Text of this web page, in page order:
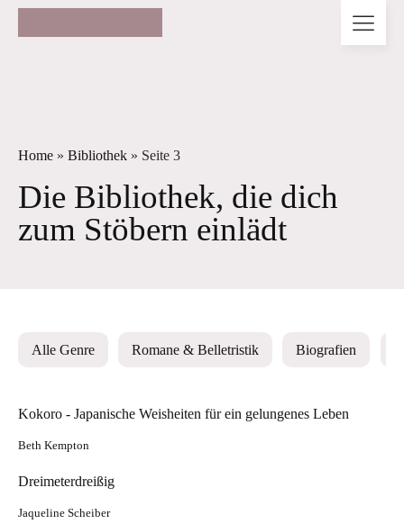
Home » Bibliothek » Seite 3
Die Bibliothek, die dich
zum Stöbern einlädt
Alle Genre Romane & Belletristik Biografien
Kokoro - Japanische Weisheiten für ein gelungenes Leben
Beth Kempton
Dreimeterdreißig
Jaqueline Scheiber